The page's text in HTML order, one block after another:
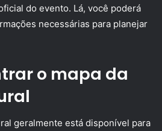
do evento. Lá, você poderá
necessárias para planejar
o mapa da
geralmente está disponível para